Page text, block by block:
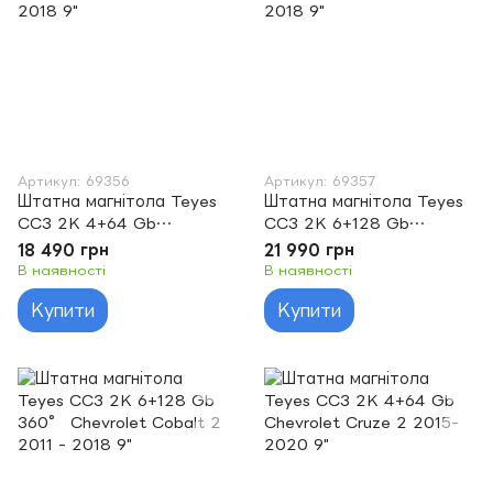
Артикул: 69356
Штатна магнітола Teyes
CC3 2K 4+64 Gb
Chevrolet Cobalt 2 2011 -
2018 9"
18 490 грн
В наявності
Купити
Артикул: 69357
Штатна магнітола Teyes
CC3 2K 6+128 Gb
Chevrolet Cobalt 2 2011 -
2018 9"
21 990 грн
В наявності
Купити